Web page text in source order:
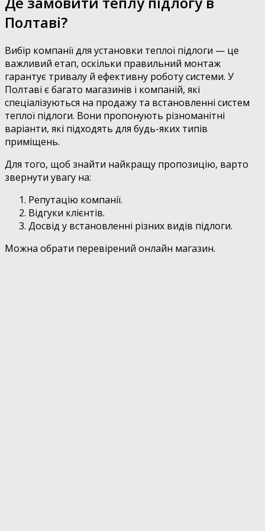
Полтаві?
Вибір компанії для установки теплої підлоги — це
важливий етап, оскільки правильний монтаж
гарантує тривалу й ефективну роботу системи. У
Полтаві є багато магазинів і компаній, які
спеціалізуються на продажу та встановленні систем
теплої підлоги. Вони пропонують різноманітні
варіанти, які підходять для будь-яких типів
приміщень.
Для того, щоб знайти найкращу пропозицію, варто
звернути увагу на:
Репутацію компанії.
Відгуки клієнтів.
Досвід у встановленні різних видів підлоги.
Можна обрати перевірений онлайн магазин.